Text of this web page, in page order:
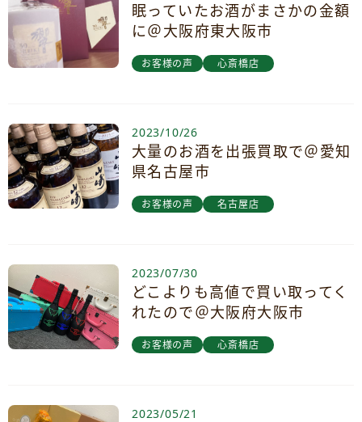
眠っていたお酒がまさかの金額
に＠大阪府東大阪市
お客様の声 心斎橋店
2023/10/26
大量のお酒を出張買取で＠愛知
県名古屋市
お客様の声 名古屋店
2023/07/30
どこよりも高値で買い取ってく
れたので＠大阪府大阪市
お客様の声 心斎橋店
2023/05/21